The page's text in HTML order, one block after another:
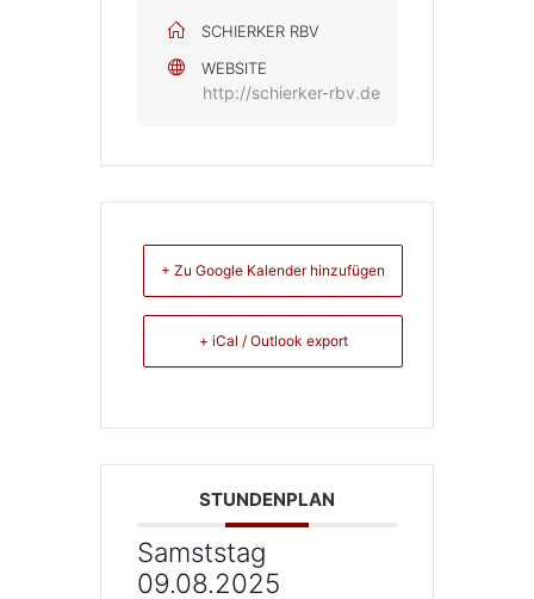
SCHIERKER RBV
WEBSITE
http://schierker-rbv.de
+ Zu Google Kalender hinzufügen
+ iCal / Outlook export
STUNDENPLAN
Samststag
09.08.2025